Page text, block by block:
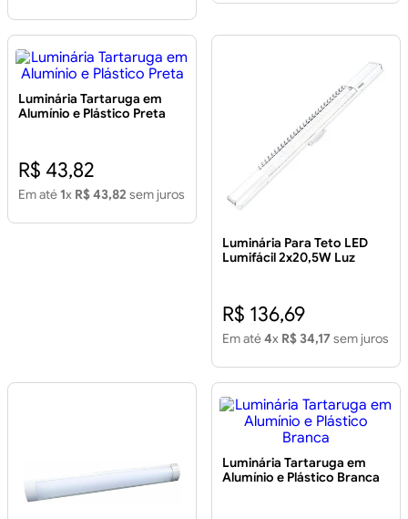
Luminária Tartaruga em
Alumínio e Plástico Preta
R$ 43,82
Em até 1x R$ 43,82 sem juros
Luminária Para Teto LED
Lumifácil 2x20,5W Luz
R$ 136,69
Em até4x R$ 34,17 sem juros
Luminária Tartaruga em
Alumínio e Plástico Branca